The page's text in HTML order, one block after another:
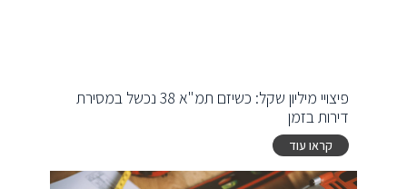
פיצויי מיליון שקל: כשיזם תמ"א 38 נכשל במסירת
דירות בזמן
קראו עוד